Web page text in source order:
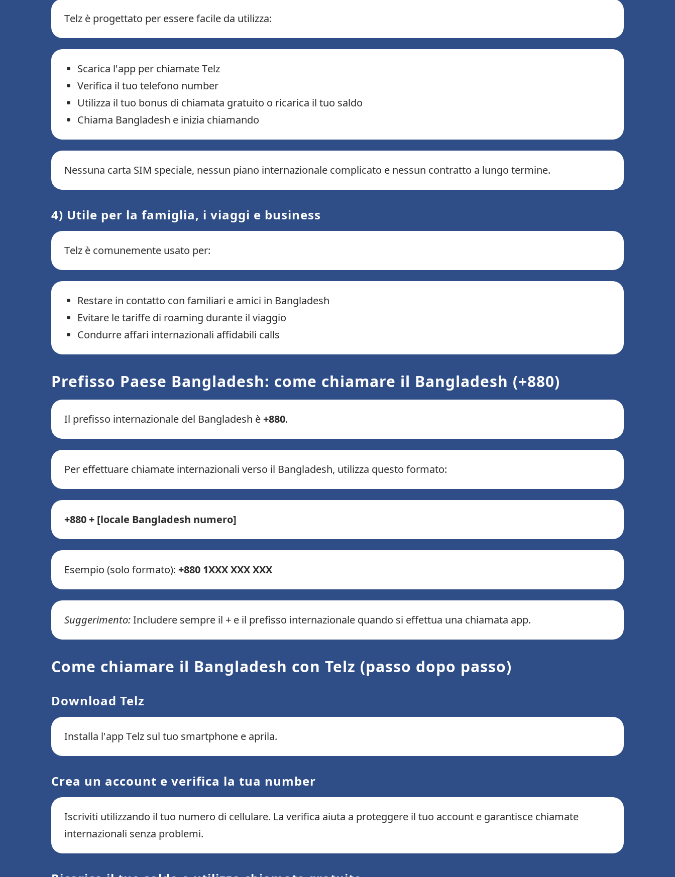
Telz è progettato per essere facile da utilizza:
Scarica l'app per chiamate Telz
Verifica il tuo telefono number
Utilizza il tuo bonus di chiamata gratuito o ricarica il tuo saldo
Chiama Bangladesh e inizia chiamando
Nessuna carta SIM speciale, nessun piano internazionale complicato e nessun contratto a lungo termine.
4) Utile per la famiglia, i viaggi e business
Telz è comunemente usato per:
Restare in contatto con familiari e amici in Bangladesh
Evitare le tariffe di roaming durante il viaggio
Condurre affari internazionali affidabili calls
Prefisso Paese Bangladesh: come chiamare il Bangladesh (+880)
Il prefisso internazionale del Bangladesh è+880.
Per effettuare chiamate internazionali verso il Bangladesh, utilizza questo formato:
+880 + [locale Bangladesh numero]
Esempio (solo formato): +880 1XXX XXX XXX
Suggerimento:Includere sempre il + e il prefisso internazionale quando si effettua una chiamata app.
Come chiamare il Bangladesh con Telz (passo dopo passo)
Download Telz
Installa l'app Telz sul tuo smartphone e aprila.
Crea un account e verifica la tua number
Iscriviti utilizzando il tuo numero di cellulare. La verifica aiuta a proteggere il tuo account e garantisce chiamate
internazionali senza problemi.